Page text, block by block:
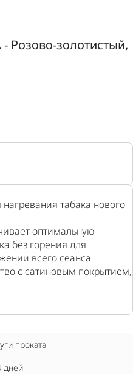
Розово-золотистый,
табака нового
оптимальную
без горения для
всего сеанса
с сатиновым покрытием,
проката
дней